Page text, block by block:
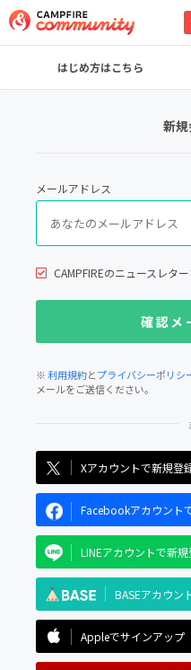
はじめ方はこちら
新
メールアドレス
CAMPFIREのニュースレタ
※利用規約とプライバシーポリシ
メールをご送信ください。
Xアカウントで新規登
Facebookアカウント
LINEアカウントで新規
BASEアカウン
Appleでサインアップ